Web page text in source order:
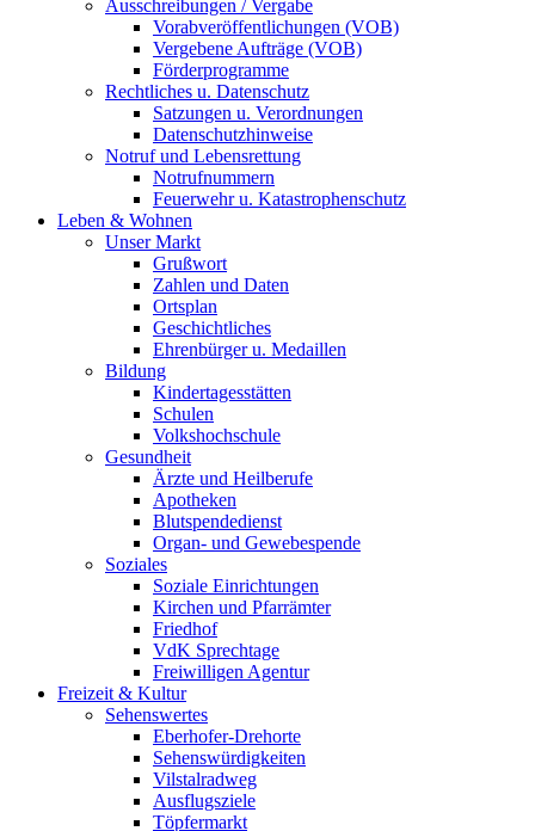
Ausschreibungen / Vergabe
Vorabveröffentlichungen (VOB)
Vergebene Aufträge (VOB)
Förderprogramme
Rechtliches u. Datenschutz
Satzungen u. Verordnungen
Datenschutzhinweise
Notruf und Lebensrettung
Notrufnummern
Feuerwehr u. Katastrophenschutz
Leben & Wohnen
Unser Markt
Grußwort
Zahlen und Daten
Ortsplan
Geschichtliches
Ehrenbürger u. Medaillen
Bildung
Kindertagesstätten
Schulen
Volkshochschule
Gesundheit
Ärzte und Heilberufe
Apotheken
Blutspendedienst
Organ- und Gewebespende
Soziales
Soziale Einrichtungen
Kirchen und Pfarrämter
Friedhof
VdK Sprechtage
Freiwilligen Agentur
Freizeit & Kultur
Sehenswertes
Eberhofer-Drehorte
Sehenswürdigkeiten
Vilstalradweg
Ausflugsziele
Töpfermarkt